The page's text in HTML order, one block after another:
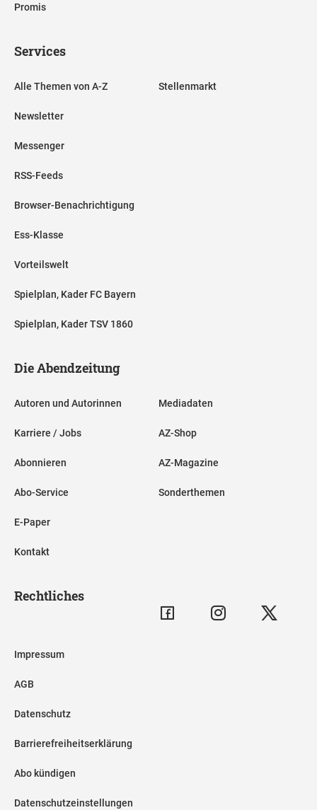
Promis
Services
Alle Themen von A-Z
Newsletter
Messenger
RSS-Feeds
Browser-Benachrichtigung
Ess-Klasse
Vorteilswelt
Spielplan, Kader FC Bayern
Spielplan, Kader TSV 1860
Stellenmarkt
Die Abendzeitung
Autoren und Autorinnen
Karriere / Jobs
Abonnieren
Abo-Service
E-Paper
Kontakt
Mediadaten
AZ-Shop
AZ-Magazine
Sonderthemen
Rechtliches
Impressum
AGB
Datenschutz
Barrierefreiheitserklärung
Abo kündigen
Datenschutzeinstellungen